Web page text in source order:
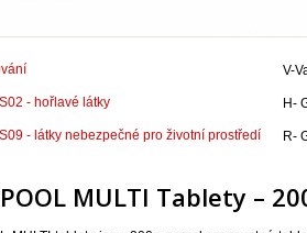
V-
H-
R-
MULTI Tablety –